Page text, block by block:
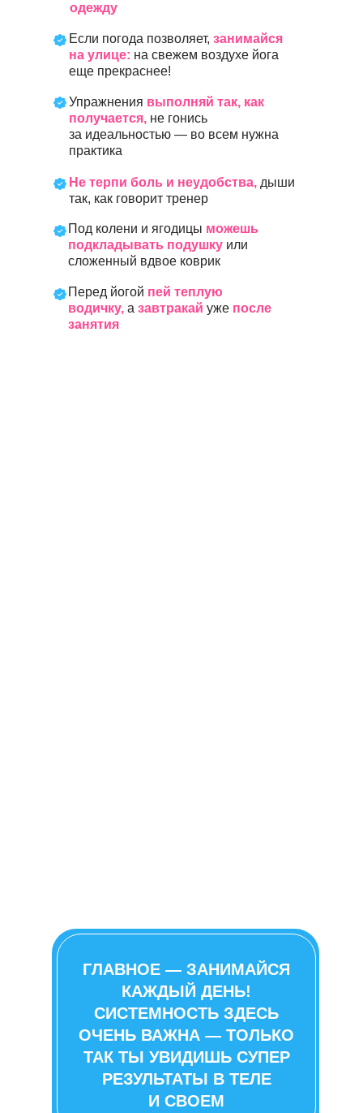
одежду
Если погода позволяет, занимайся
на улице: на свежем воздухе йога
еще прекраснее!
Упражнения выполняй так, как
получается, не гонись
за идеальностью — во всем нужна
практика
Не терпи боль и неудобства, дыши
так, как говорит тренер
Под колени и ягодицы можешь
подкладывать подушку или
сложенный вдвое коврик
Перед йогой пей теплую
водичку, а завтракай уже после
занятия
ГЛАВНОЕ — ЗАНИМАЙСЯ
КАЖДЫЙ ДЕНЬ!
СИСТЕМНОСТЬ ЗДЕСЬ
ОЧЕНЬ ВАЖНА — ТОЛЬКО
ТАК ТЫ УВИДИШЬ СУПЕР
РЕЗУЛЬТАТЫ В ТЕЛЕ
И СВОЕМ